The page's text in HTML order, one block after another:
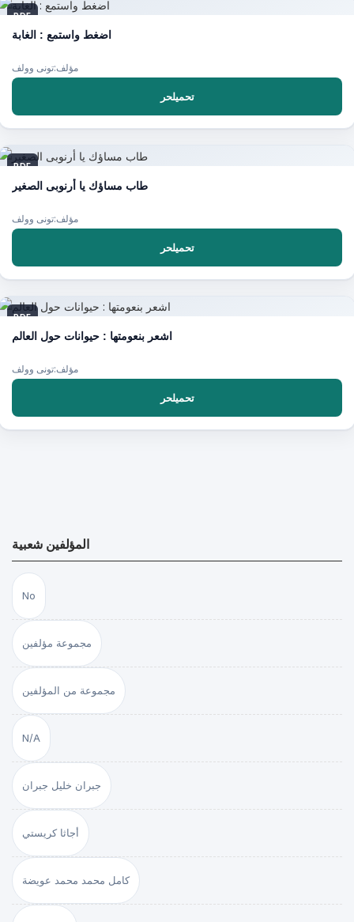
PDF
اضغط واستمع : الغابة
مؤلف:تونى وولف
تحميلحر
PDF
طاب مساؤك يا أرنوبى الصغير
مؤلف:تونى وولف
تحميلحر
PDF
اشعر بنعومتها : حيوانات حول العالم
مؤلف:تونى وولف
تحميلحر
المؤلفين شعبية
No
مجموعة مؤلفين
مجموعة من المؤلفين
N/A
جبران خليل جبران
أجاثا كريستي
كامل محمد محمد عويضة